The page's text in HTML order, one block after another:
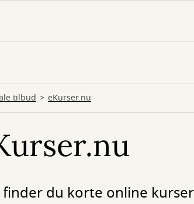
tilbud eKurser.nu
finder du korte online